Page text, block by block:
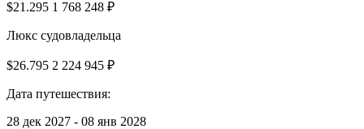
$21.295 1 768 248 ₽
Люкс судовладельца
$26.795 2 224 945 ₽
Дата путешествия:
28 дек 2027 - 08 янв 2028